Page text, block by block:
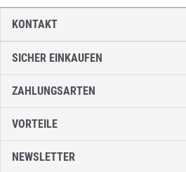
SICHER EINKAUFEN
ZAHLUNGSARTEN
VORTEILE
NEWSLETTER
KONTAKT